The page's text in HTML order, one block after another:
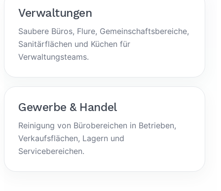
Verwaltungen
Saubere Büros, Flure, Gemeinschaftsbereiche,
Sanitärflächen und Küchen für
Verwaltungsteams.
Gewerbe & Handel
Reinigung von Bürobereichen in Betrieben,
Verkaufsflächen, Lagern und
Servicebereichen.